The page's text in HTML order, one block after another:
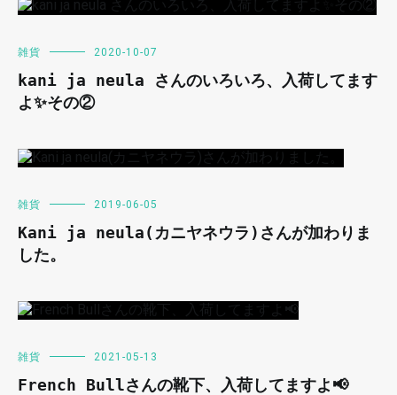
雑貨 2020-10-07
kani ja neula さんのいろいろ、入荷してます
よ✨その②
雑貨 2019-06-05
Kani ja neula(カニヤネウラ)さんが加わりま
した。
雑貨 2021-05-13
French Bullさんの靴下、入荷してますよ📢